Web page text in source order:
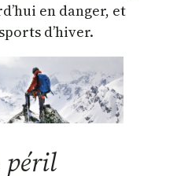
en danger, et
d’hiver.
péril